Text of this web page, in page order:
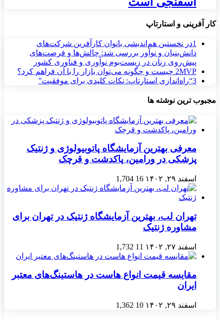
کار آفرینی و استارتاپ
1در نخستین هم‌اندیشی بانوان کارآفرین شرکت‌های
دانش‌بنیان و نوآور بررسی شد: چالش‌ها و فرصت‌های
پیش‌روی زنان در زیست‌بوم نوآوری و فناوری کشور
2MVP چیست و چگونه می‌توان بازار را با آن فراهم کرد؟
3“راه‌اندازی استارتاپ: نکات کلیدی برای موفقیت”
مجبوب ترین نوشته ها
معرفی بهترین آزمایشگاه پاتوبیولوژی و ژنتیک
پزشکی در ورامین، پاکدشت و قرچک
اسفند ۲۹, ۱۴۰۲ 16
1,704
تهران لب، بهترین آزمایشگاه ژنتیک در تهران برای
مشاوره ژنتیک
اسفند ۲۷, ۱۴۰۲ 11
1,732
مقایسه قیمت انواع هاست در هاستینگ‌های معتبر
ایران
اسفند ۲۹, ۱۴۰۲ 10
1,362